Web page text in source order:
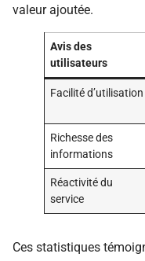
valeur ajoutée.
Avis des
utilisateurs
Facilité d’utilisation
Richesse des
informations
Réactivité du
service
Ces statistiques